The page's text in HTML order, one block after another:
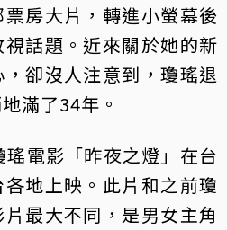
房大片，轉進小螢幕後
話題。近來關於她的新
卻沒人注意到，瓊瑤退
滿了34年。
電影「昨夜之燈」在台
地上映。此片和之前瓊
最大不同，是男女主角